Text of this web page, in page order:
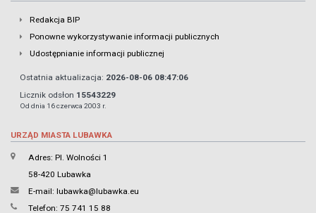
Redakcja BIP
Ponowne wykorzystywanie informacji publicznych
Udostępnianie informacji publicznej
Ostatnia aktualizacja: 2026-08-06 08:47:06
Licznik odsłon 15543229
Od dnia 16 czerwca 2003 r.
URZĄD MIASTA LUBAWKA
Adres: Pl. Wolności 1
58-420 Lubawka
E-mail: lubawka@lubawka.eu
Telefon: 75 741 15 88